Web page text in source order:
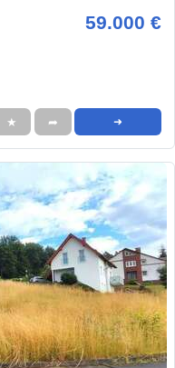
59.000 €
★ ➦ ➜